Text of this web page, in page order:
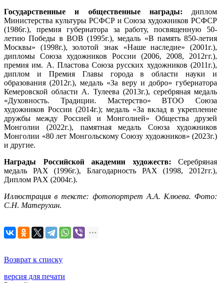
Государственные и общественные награды: диплом
Министерства культуры РСФСР и Союза художников РСФСР
(1986г.), премия губернатора за работу, посвященную 50-
летию Победы в ВОВ (1995г.), медаль «В память 850-летия
Москвы» (1998г.), золотой знак «Наше наследие» (2001г.),
дипломы Союза художников России (2006, 2008, 2012гг.),
премия им. А. Пластова Союза русских художников (2011г.),
диплом и Премия Главы города в области науки и
образования (2012г.), медаль «За веру и добро» губернатора
Кемеровской области А. Тулеева (2013г.), серебряная медаль
«Духовность. Традиции. Мастерство» ВТОО Союза
художников России (2014г.); медаль «За вклад в укрепление
дружбы между Россией и Монголией» Общества друзей
Монголии (2022г.), памятная медаль Союза художников
Монголии «80 лет Монгольскому Союзу художников» (2023г.)
и другие.
Награды Российской академии художеств: Серебряная
медаль РАХ (1996г.), Благодарность РАХ (1998, 2012гг.),
Диплом РАХ (2004г.).
Иллюстрация в тексте: фотопортрет А.А. Клюева. Фото:
С.Н. Матерухин.
Возврат к списку
версия для печати